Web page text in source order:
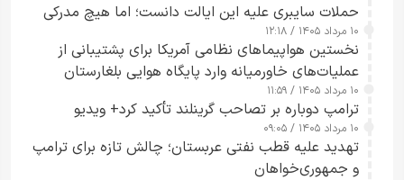
حملات سایبری علیه این ایالت دانست؛ اما هیچ مدرکی
ارائه نکرد
۱۰ مرداد ۱۴۰۵ / ۱۲:۱۸
نخستین هواپیماهای نظامی آمریکا برای پشتیبانی از
عملیات‌های خاورمیانه وارد پایگاه هوایی بلغارستان
شدند
۱۰ مرداد ۱۴۰۵ / ۱۱:۵۹
ترامپ دوباره بر تصاحب گرینلند تأکید کرد+ ویدیو
۱۰ مرداد ۱۴۰۵ / ۰۹:۰۵
تهدید علیه قطب نفتی عربستان؛ چالش تازه برای ترامپ
و جمهوری‌خواهان